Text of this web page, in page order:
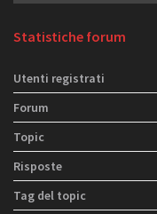
Statistiche forum
Utenti registrati
Forum
Topic
Risposte
Tag del topic